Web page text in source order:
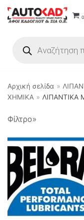
Μεταπηδήστε
στο
0
ΗΛΕΚΤΡΙΚΑ -
ΘΕΡΜΑΝΣΗ
ΚΛΙΜΑΤΙΣΜΟΣ
ΛΙΠΑΝΤΙΚΑ -
ΛΙΠΑΝΤΙΚΑ
Αρχική σελίδα »
ΧΗΜΙΚΑ » ΛΙΠΑΝΤΙΚΑ
Φίλτρο»